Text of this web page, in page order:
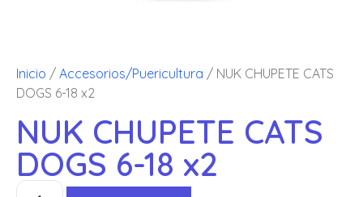
Inicio / Accesorios/Puericultura / NUK CHUPETE CATS
DOGS 6-18 x2
NUK CHUPETE CATS
DOGS 6-18 x2